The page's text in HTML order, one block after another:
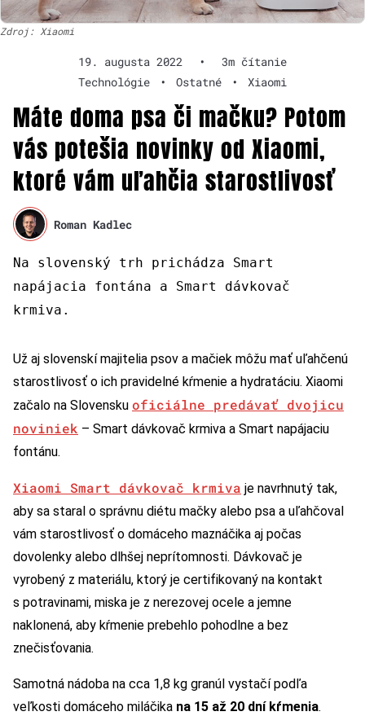
Zdroj: Xiaomi
19. augusta 2022 •
3m čítanie
Technológie
• Ostatné • Xiaomi
Máte doma psa či mačku? Potom
vás potešia novinky od Xiaomi,
ktoré vám uľahčia starostlivosť
Roman Kadlec
Na slovenský trh prichádza Smart
napájacia fontána a Smart dávkovač
krmiva.
Už aj slovenskí majitelia psov a mačiek môžu mať uľahčenú
starostlivosť o ich pravidelné kŕmenie a hydratáciu. Xiaomi
začalo na Slovensku oficiálne predávať dvojicu
noviniek – Smart dávkovač krmiva a Smart napájaciu
fontánu.
Xiaomi Smart dávkovač krmiva je navrhnutý tak,
aby sa staral o správnu diétu mačky alebo psa a uľahčoval
vám starostlivosť o domáceho maznáčika aj počas
dovolenky alebo dlhšej neprítomnosti. Dávkovač je
vyrobený z materiálu, ktorý je certifikovaný na kontakt
s potravinami, miska je z nerezovej ocele a jemne
naklonená, aby kŕmenie prebehlo pohodlne a bez
znečisťovania.
Samotná nádoba na cca 1,8 kg granúl vystačí podľa
veľkosti domáceho miláčika na 15 až 20 dní kŕmenia.